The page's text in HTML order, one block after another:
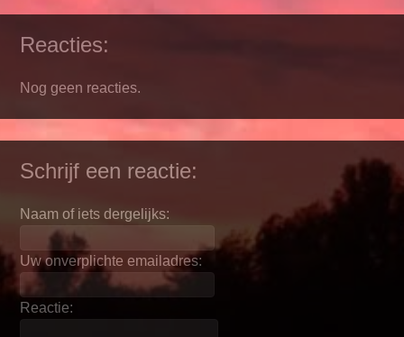
Reacties:
Nog geen reacties.
Schrijf een reactie:
Naam of iets dergelijks:
Uw onverplichte emailadres:
Reactie: